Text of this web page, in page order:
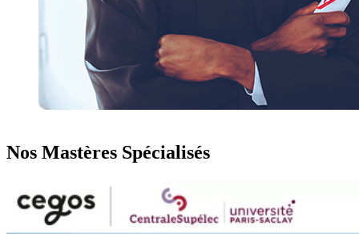
Nos Mastères Spécialisés